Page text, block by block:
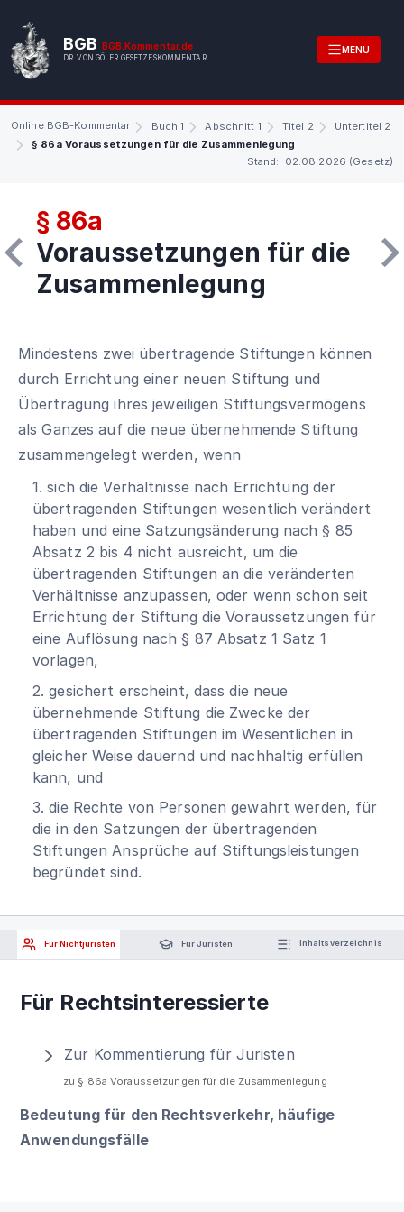
BGB BGB.Kommentar.de
DR. VON GÖLER GESETZESKOMMENTAR
MENU
Online BGB-Kommentar Buch 1 Abschnitt 1 Titel 2
Untertitel 2
§ 86a Voraussetzungen für die Zusammenlegung
Stand: 02.08.2026 (Gesetz)
§ 86a
Voraussetzungen für die
Zusammenlegung
Mindestens zwei übertragende Stiftungen können
durch Errichtung einer neuen Stiftung und
Übertragung ihres jeweiligen Stiftungsvermögens
als Ganzes auf die neue übernehmende Stiftung
zusammengelegt werden, wenn
1. sich die Verhältnisse nach Errichtung der
übertragenden Stiftungen wesentlich verändert
haben und eine Satzungsänderung nach § 85
Absatz 2 bis 4 nicht ausreicht, um die
übertragenden Stiftungen an die veränderten
Verhältnisse anzupassen, oder wenn schon seit
Errichtung der Stiftung die Voraussetzungen für
eine Auflösung nach § 87 Absatz 1 Satz 1
vorlagen,
2. gesichert erscheint, dass die neue
übernehmende Stiftung die Zwecke der
übertragenden Stiftungen im Wesentlichen in
gleicher Weise dauernd und nachhaltig erfüllen
kann, und
3. die Rechte von Personen gewahrt werden, für
die in den Satzungen der übertragenden
Stiftungen Ansprüche auf Stiftungsleistungen
begründet sind.
Für Nichtjuristen Für Juristen Inhaltsverzeichnis
Für Rechtsinteressierte
Zur Kommentierung für Juristen
zu § 86a Voraussetzungen für die Zusammenlegung
Bedeutung für den Rechtsverkehr, häufige
Anwendungsfälle